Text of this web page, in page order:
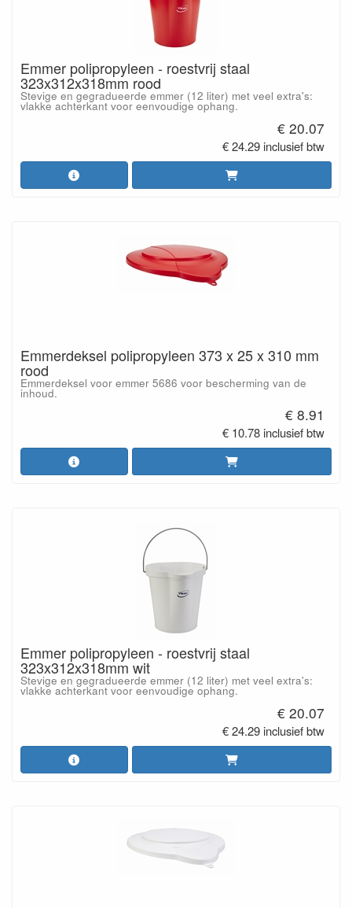
Emmer polipropyleen - roestvrij staal
323x312x318mm rood
Stevige en gegradueerde emmer (12 liter) met veel extra's:
vlakke achterkant voor eenvoudige ophang.
€ 20.07
€ 24.29 inclusief btw
Emmerdeksel polipropyleen 373 x 25 x 310 mm
rood
Emmerdeksel voor emmer 5686 voor bescherming van de
inhoud.
€ 8.91
€ 10.78 inclusief btw
Emmer polipropyleen - roestvrij staal
323x312x318mm wit
Stevige en gegradueerde emmer (12 liter) met veel extra's:
vlakke achterkant voor eenvoudige ophang.
€ 20.07
€ 24.29 inclusief btw